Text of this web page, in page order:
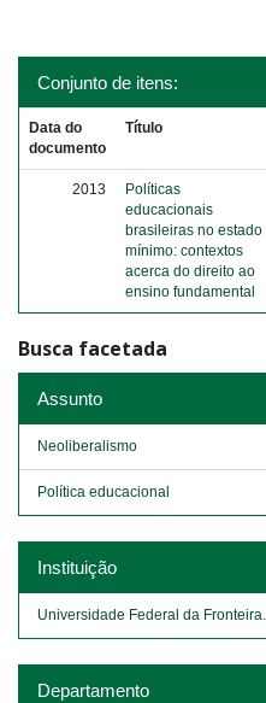
Conjunto de itens:
Data do
documento
Título
2013
Políticas
educacionais
brasileiras no estado
mínimo: contextos
acerca do direito ao
ensino fundamental
Busca facetada
Assunto
Neoliberalismo
Política educacional
Instituição
Universidade Federal da Fronteira...
Departamento